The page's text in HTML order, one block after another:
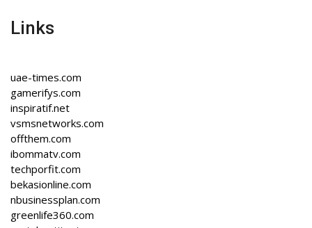
Links
uae-times.com
gamerifys.com
inspiratif.net
vsmsnetworks.com
offthem.com
ibommatv.com
techporfit.com
bekasionline.com
nbusinessplan.com
greenlife360.com